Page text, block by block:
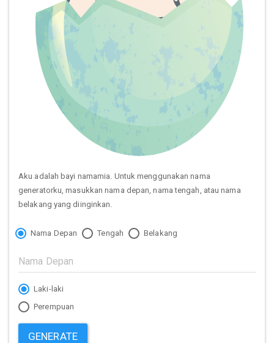
Aku adalah bayi namamia. Untuk menggunakan nama
generatorku, masukkan nama depan, nama tengah, atau nama
belakang yang diinginkan.
Nama Depan Tengah Belakang
Laki-laki
Perempuan
GENERATE